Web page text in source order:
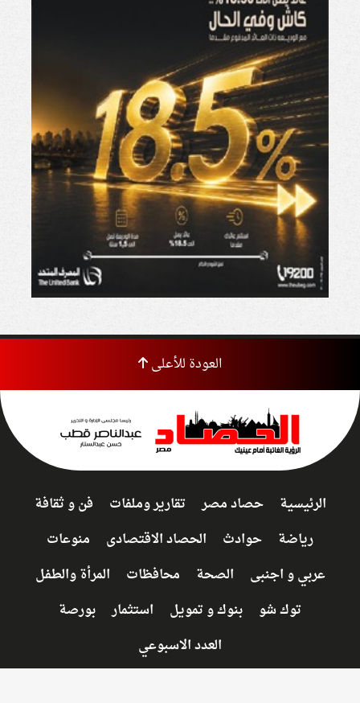
العودة للأعلى
الرئيسية حصاد مصر تقارير وملفات
فن و ثقافة
رياضة
حوادث الحصاد الاقتصادى
منوعات
عربي و اجنبى
الصحة محافظات
المرأة والطفل
توك شو
بنوك و تمويل استثمار
بورصة
العدد الاسبوعي